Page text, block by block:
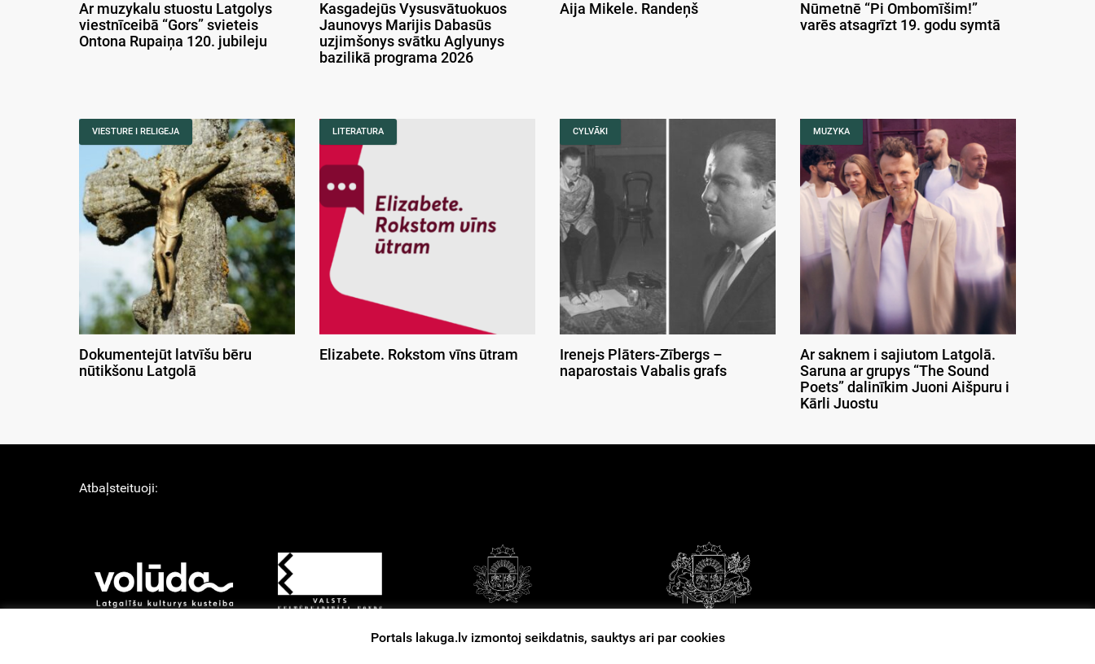
Ar muzykalu stuostu Latgolys
viestnīceibā “Gors” svieteis
Ontona Rupaiņa 120. jubileju
Kasgadejūs Vysusvātuokuos
Jaunovys Marijis Dabasūs
uzjimšonys svātku Aglyunys
bazilikā programa 2026
Aija Mikele. Randeņš
Nūmetnē “Pi Ombomīšim!”
varēs atsagrīzt 19. godu symtā
VIESTURE I RELIGEJA
Dokumentejūt latvīšu bēru
nūtikšonu Latgolā
LITERATURA
Elizabete. Rokstom vīns ūtram
CYLVĀKI
Irenejs Plāters-Zībergs –
naparostais Vabalis grafs
MUZYKA
Ar saknem i sajiutom Latgolā.
Saruna ar grupys “The Sound
Poets” dalinīkim Juoni Aišpuru i
Kārli Juostu
Atbaļsteituoji:
Portals lakuga.lv izmontoj seikdatnis, sauktys ari par cookies